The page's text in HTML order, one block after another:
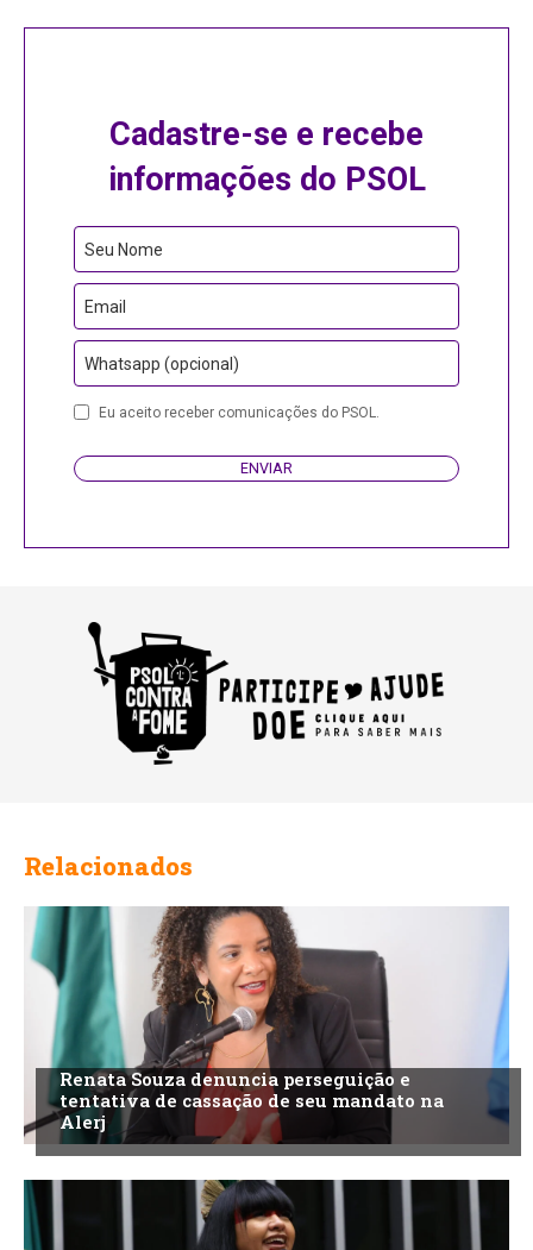
Cadastre-se e recebe
informações do PSOL
Contact
Email
Seu Nome
Email
Whatsapp (opcional)
Eu aceito receber comunicações do PSOL.
ENVIAR
Relacionados
Renata Souza denuncia perseguição e
tentativa de cassação de seu mandato na
Alerj